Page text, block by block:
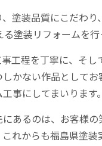
塗装品質にこだわり
る塗装リフォームを行
工程を丁寧に、そし
かない作品として
事にしてまいります。
にあるのは、お客様
れからも福島県塗装